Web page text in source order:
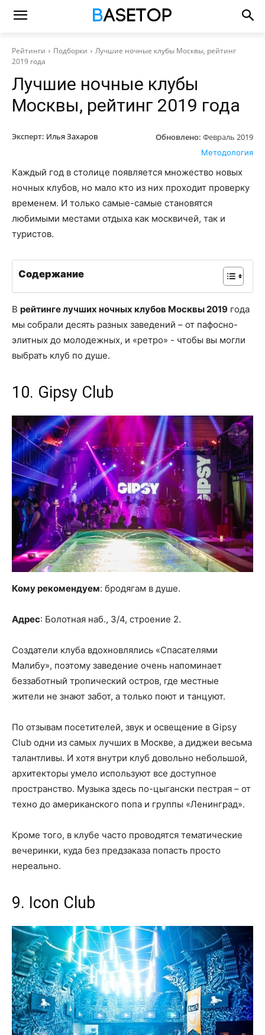
Рейтинги Подборки
Лучшие ночные клубы Москвы, рейтинг
2019 года
Лучшие ночные клубы
Москвы, рейтинг 2019 года
Эксперт: Илья Захаров Обновлено: Февраль 2019
Методология
Каждый год в столице появляется множество новых
ночных клубов, но мало кто из них проходит проверку
временем. И только самые-самые становятся
любимыми местами отдыха как москвичей, так и
туристов.
Содержание
В рейтинге лучших ночных клубов Москвы 2019 года
мы собрали десять разных заведений – от пафосно-
элитных до молодежных, и «ретро» - чтобы вы могли
выбрать клуб по душе.
10. Gipsy Club
Кому рекомендуем: бродягам в душе.
Адрес: Болотная наб., 3/4, строение 2.
Создатели клуба вдохновлялись «Спасателями
Малибу», поэтому заведение очень напоминает
беззаботный тропический остров, где местные
жители не знают забот, а только поют и танцуют.
По отзывам посетителей, звук и освещение в Gipsy
Club одни из самых лучших в Москве, а диджеи весьма
талантливы. И хотя внутри клуб довольно небольшой,
архитекторы умело используют все доступное
пространство. Музыка здесь по-цыгански пестрая – от
техно до американского попа и группы «Ленинград».
Кроме того, в клубе часто проводятся тематические
вечеринки, куда без предзаказа попасть просто
нереально.
9. Icon Club